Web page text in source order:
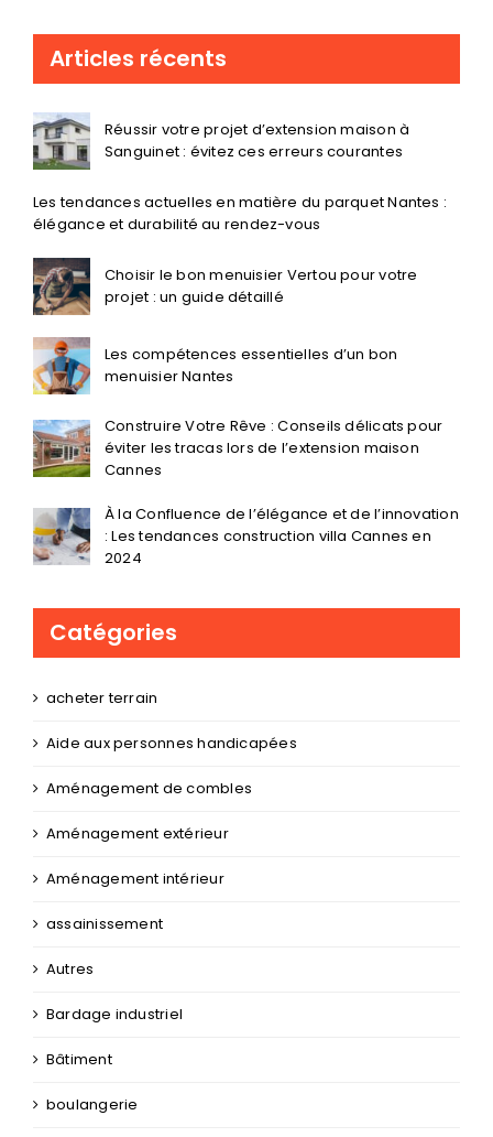
Articles récents
Réussir votre projet d’extension maison à
Sanguinet : évitez ces erreurs courantes
Les tendances actuelles en matière du parquet Nantes :
élégance et durabilité au rendez-vous
Choisir le bon menuisier Vertou pour votre
projet : un guide détaillé
Les compétences essentielles d’un bon
menuisier Nantes
Construire Votre Rêve : Conseils délicats pour
éviter les tracas lors de l’extension maison
Cannes
À la Confluence de l’élégance et de l’innovation
: Les tendances construction villa Cannes en
2024
Catégories
acheter terrain
Aide aux personnes handicapées
Aménagement de combles
Aménagement extérieur
Aménagement intérieur
assainissement
Autres
Bardage industriel
Bâtiment
boulangerie